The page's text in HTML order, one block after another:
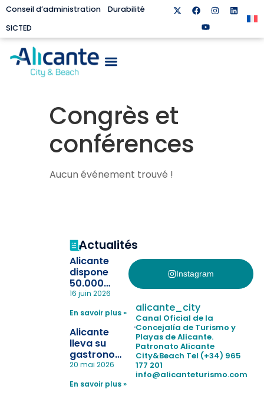
Conseil d’administration
Durabilité
SICTED
Congrès et
conférences
Aucun événement trouvé !
Actualités
Alicante
dispone
50.000
pulseras
la
pérdida de niños
en las
playas y
realiza con
simulacro de socorrismo
16 juin 2026
En savoir plus »
Alicante
lleva su
gastronomía
a Madrid
reforzar el
20 mai 2026
En savoir plus »
Instagram
alicante_city
Canal Oficial de la
Concejalía de Turismo y
Playas de Alicante.
Patronato Alicante
City&Beach Tel (+34) 965
177 201
info@alicanteturismo.com